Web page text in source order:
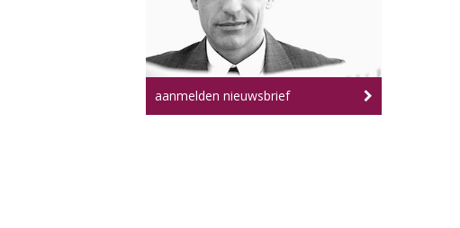
aanmelden nieuwsbrief